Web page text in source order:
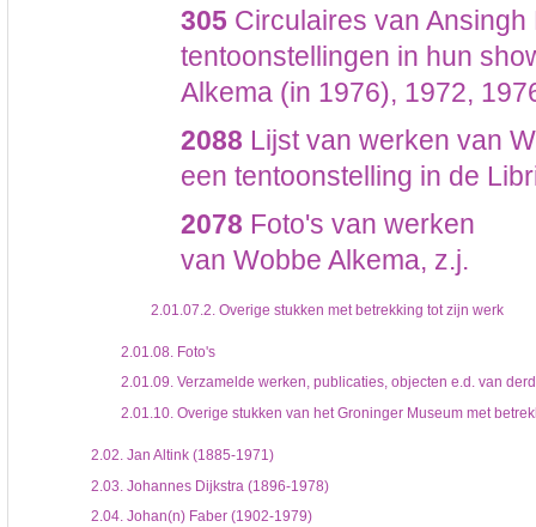
305Circulaires van Ansingh
tentoonstellingen in hun
Alkema (in 1976), 1972,
2088 Lijst van werken van
een tentoonstelling in de
2078 Foto's van werken
van Wobbe Alkema, z.j.
2.01.07.2. Overige stukken met betrekking tot zijn werk
2.01.08.Foto's
2.01.09.Verzamelde werken, publicaties, objecten e.d. van
2.01.10.Overige stukken van het Groninger Museum met
2.02.Jan Altink (1885-1971)
2.03.Johannes Dijkstra (1896-1978)
2.04.Johan(n) Faber (1902-1979)